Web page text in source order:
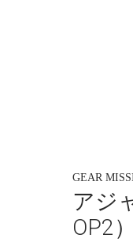
GEAR
アジ
OP2）